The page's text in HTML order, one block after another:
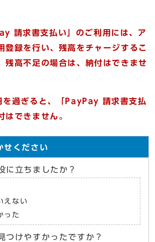
請求書支払い」のご利用には、ア
登録を行い、残高をチャージするこ
残高不足の場合は、納付はできませ
過ぎると、「 Pay Pay 請求書支払
はできません。
せください
に立ちましたか？
えない
った
つけやすかったですか？